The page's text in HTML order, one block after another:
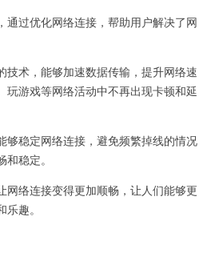
过优化网络连接，帮助用户解决了网
术，能够加速数据传输，提升网络速
玩游戏等网络活动中不再出现卡顿和延
稳定网络连接，避免频繁掉线的情况
稳定。
络连接变得更加顺畅，让人们能够更
趣。